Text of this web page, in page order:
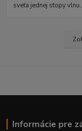
sveta jednej stopy
Informácie pre